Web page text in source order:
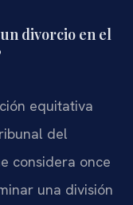
divorcio en el
equitativa
del
considera once
una división